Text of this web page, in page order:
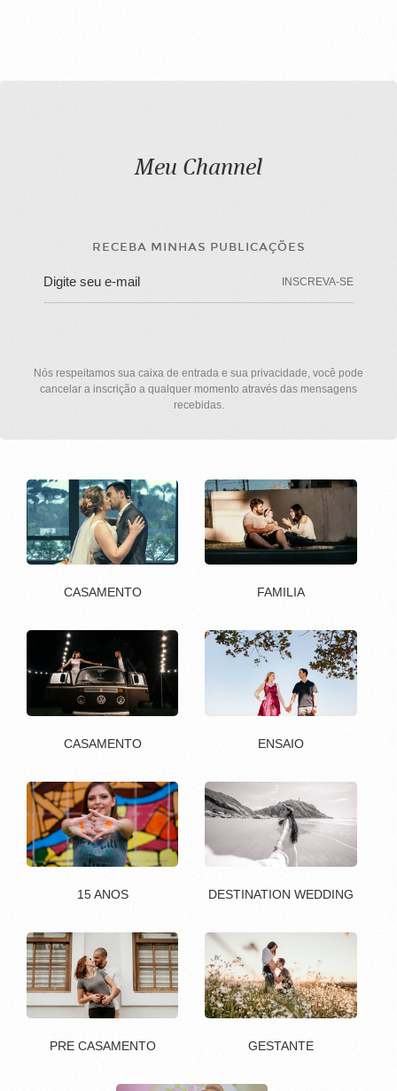
Meu Channel
RECEBA MINHAS PUBLICAÇÕES
INSCREVA-SE
Nós respeitamos sua caixa de entrada e sua privacidade, você pode
cancelar a inscrição a qualquer momento através das mensagens
recebidas.
CASAMENTO FAMILIA
CASAMENTO ENSAIO
15 ANOS DESTINATION WEDDING
PRE CASAMENTO GESTANTE